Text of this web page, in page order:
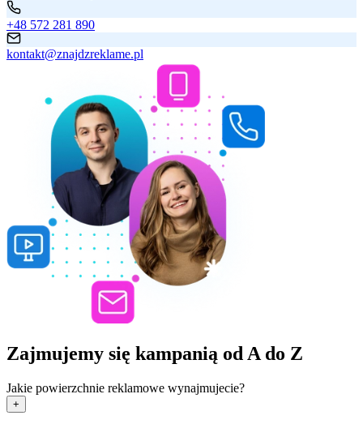
+48 572 281 890
kontakt@znajdzreklame.pl
Zajmujemy się kampanią od A do Z
Jakie powierzchnie reklamowe wynajmujecie?
+